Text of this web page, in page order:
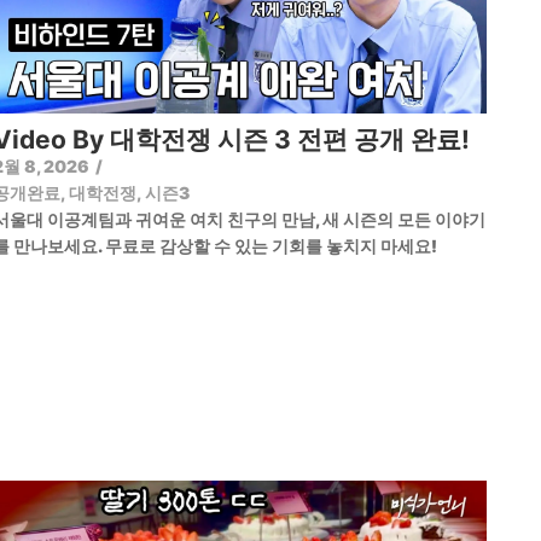
By 대학전쟁 시즌 3 전편 공개 완료!
8, 2026 /
개완료,대학전쟁,시즌3
울대 이공계팀과 귀여운 여치 친구의 만남, 새 시즌의 모든 이야기
만나보세요. 무료로 감상할 수 있는 기회를 놓치지 마세요!